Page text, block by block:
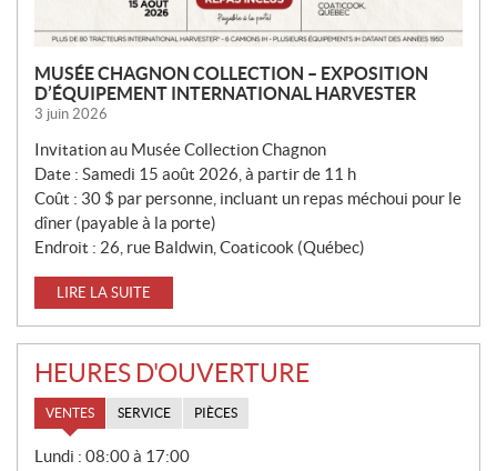
MUSÉE CHAGNON COLLECTION – EXPOSITION
D’ÉQUIPEMENT INTERNATIONAL HARVESTER
3 juin 2026
Invitation au Musée Collection Chagnon
Date : Samedi 15 août 2026, à partir de 11 h
Coût : 30 $ par personne, incluant un repas méchoui pour le
dîner (payable à la porte)
Endroit : 26, rue Baldwin, Coaticook (Québec)
LIRE LA SUITE
HEURES D'OUVERTURE
VENTES SERVICE PIÈCES
V
Lundi : 08:00 à 17:00